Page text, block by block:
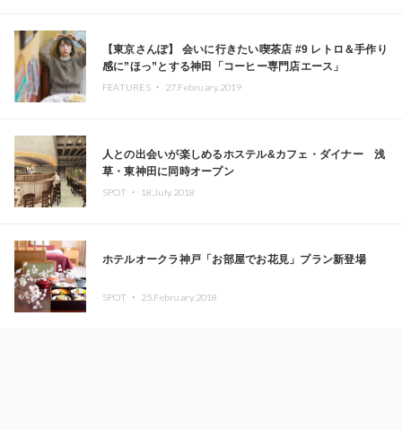
【東京さんぽ】 会いに行きたい喫茶店 #9 レトロ＆手作り
感に”ほっ”とする神田「コーヒー専門店エース」
FEATURES ・ 27.February.2019
人との出会いが楽しめるホステル&カフェ・ダイナー 浅
草・東神田に同時オープン
SPOT ・ 18.July.2018
ホテルオークラ神戸「お部屋でお花見」プラン新登場
SPOT ・ 25.February.2018